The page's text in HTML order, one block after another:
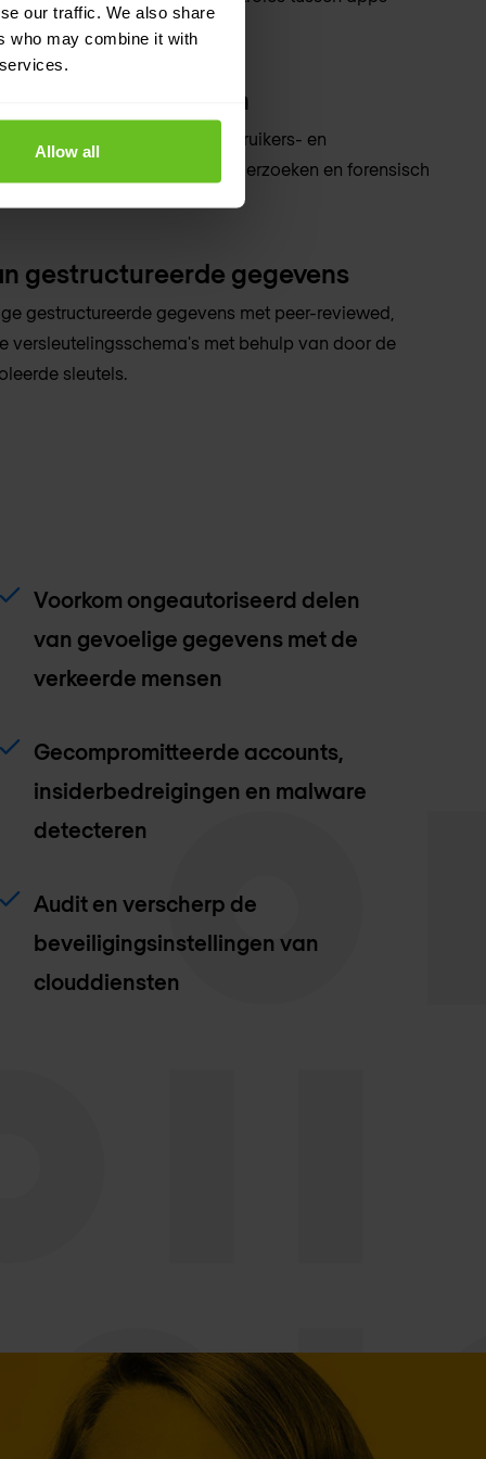
our traffic. We also share
who may combine it with
Allow all
cloud-activiteiten
auditspoor vast van alle gebruikers- en
ter ondersteuning van onderzoeken en forensisch
gestructureerde gegevens
gestructureerde gegevens met peer-reviewed,
versleutelingsschema's met behulp van door de
sleutels.
Voorkom ongeautoriseerd delen
van gevoelige gegevens met de
verkeerde mensen
Gecompromitteerde accounts,
insiderbedreigingen en malware
detecteren
Audit en verscherp de
beveiligingsinstellingen van
clouddiensten